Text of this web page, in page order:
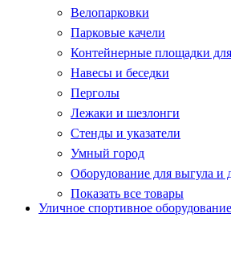
Велопарковки
Парковые качели
Контейнерные площадки
Навесы и беседки
Перголы
Лежаки и шезлонги
Стенды и указатели
Умный город
Оборудование для выгула и
Показать все товары
Уличное спортивное оборудование